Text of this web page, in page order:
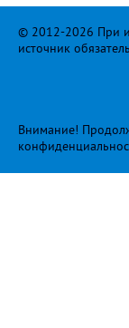
© 2012-2026 При
источник
Внимание!